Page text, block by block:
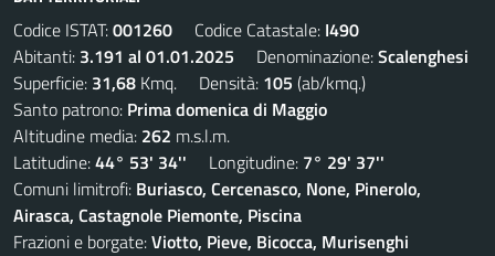
Codice ISTAT:001260 Codice Catastale: I490
Abitanti: 3.191 al 01.01.2025 Denominazione:Scalenghesi
Superficie: 31,68 Kmq. Densità: 105 (ab/kmq.)
Santo patrono: Prima domenica di Maggio
Altitudine media: 262 m.s.l.m.
Latitudine:44° 53' 34'' Longitudine: 7° 29' 37''
Comuni limitrofi: Buriasco, Cercenasco, None, Pinerolo,
Airasca, Castagnole Piemonte, Piscina
Frazioni e borgate:Viotto, Pieve, Bicocca, Murisenghi